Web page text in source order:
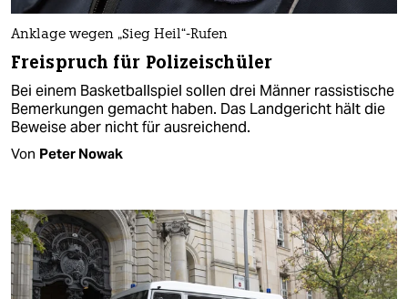
Anklage wegen „Sieg Heil“-Rufen
Freispruch für Polizeischüler
Bei einem Basketballspiel sollen drei Männer rassistische
Bemerkungen gemacht haben. Das Landgericht hält die
Beweise aber nicht für ausreichend.
Von Peter Nowak